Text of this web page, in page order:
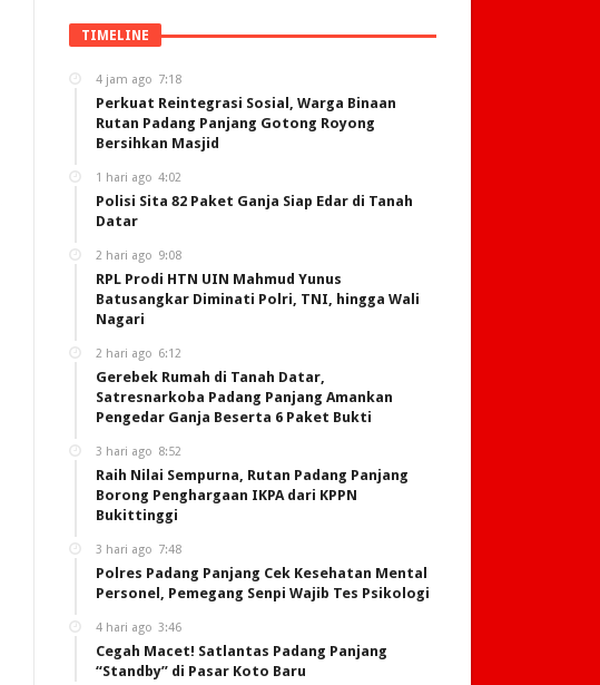
TIMELINE
4 jam ago 7:18
Perkuat Reintegrasi Sosial, Warga Binaan
Rutan Padang Panjang Gotong Royong
Bersihkan Masjid
1 hari ago 4:02
Polisi Sita 82 Paket Ganja Siap Edar di Tanah
Datar
2 hari ago 9:08
RPL Prodi HTN UIN Mahmud Yunus
Batusangkar Diminati Polri, TNI, hingga Wali
Nagari
2 hari ago 6:12
Gerebek Rumah di Tanah Datar,
Satresnarkoba Padang Panjang Amankan
Pengedar Ganja Beserta 6 Paket Bukti
3 hari ago 8:52
Raih Nilai Sempurna, Rutan Padang Panjang
Borong Penghargaan IKPA dari KPPN
Bukittinggi
3 hari ago 7:48
Polres Padang Panjang Cek Kesehatan Mental
Personel, Pemegang Senpi Wajib Tes Psikologi
4 hari ago 3:46
Cegah Macet! Satlantas Padang Panjang
“Standby” di Pasar Koto Baru